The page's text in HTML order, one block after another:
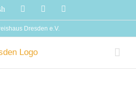
FacebookInstagram
Dresden e.V.